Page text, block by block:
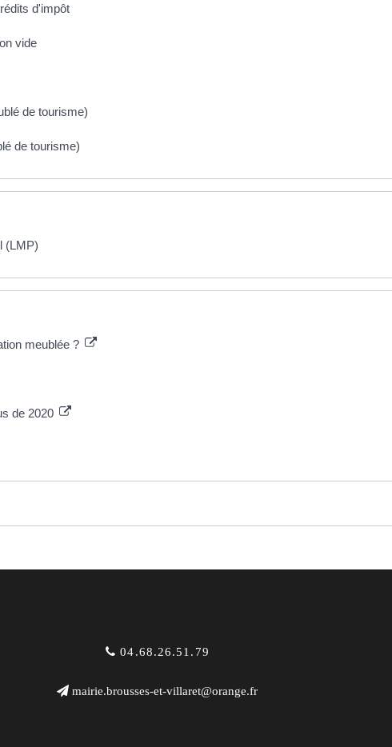
d'impôt
vide
de tourisme)
de tourisme)
(LMP)
meublée ?
de 2020
04.68.26.51.79
mairie.brousses-et-villaret@orange.fr